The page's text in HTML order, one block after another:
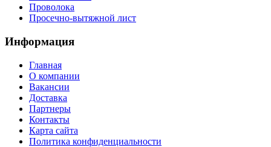
Проволока
Просечно-вытяжной лист
Информация
Главная
О компании
Вакансии
Доставка
Партнеры
Контакты
Карта сайта
Политика конфиденциальности